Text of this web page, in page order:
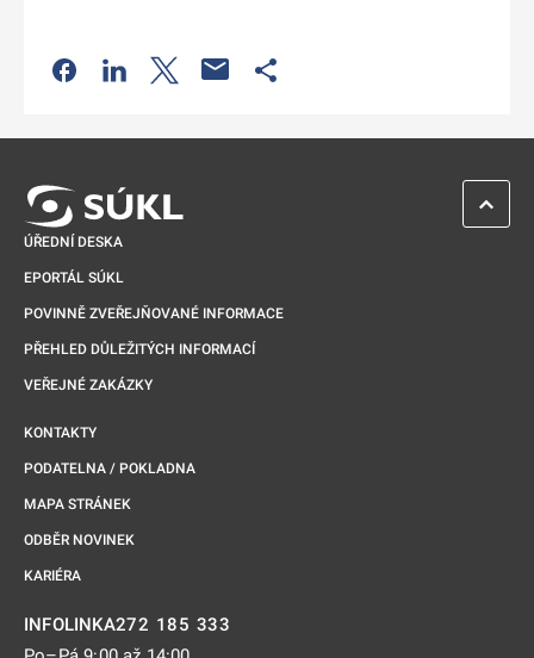
Odkaz se otevře na nové kartě
Odkaz se otevře na nové kartě
Odkaz se otevře na nové kartě
ÚŘEDNÍ DESKA
EPORTÁL SÚKL
POVINNĚ ZVEŘEJŇOVANÉ INFORMACE
PŘEHLED DŮLEŽITÝCH INFORMACÍ
VEŘEJNÉ ZAKÁZKY
KONTAKTY
PODATELNA / POKLADNA
MAPA STRÁNEK
ODBĚR NOVINEK
KARIÉRA
INFOLINKA272 185 333
ZPĚT